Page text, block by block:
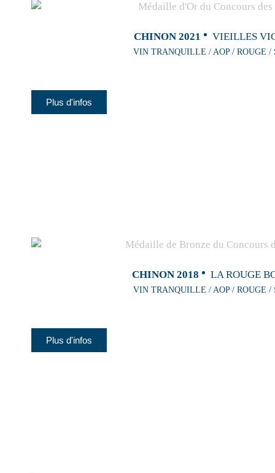
CHINON 2021 VIEILLES
VIN TRANQUILLE / AOP / ROUGE /
Plus d'infos
CHINON 2018 LA ROUGE
VIN TRANQUILLE / AOP / ROUGE /
Plus d'infos